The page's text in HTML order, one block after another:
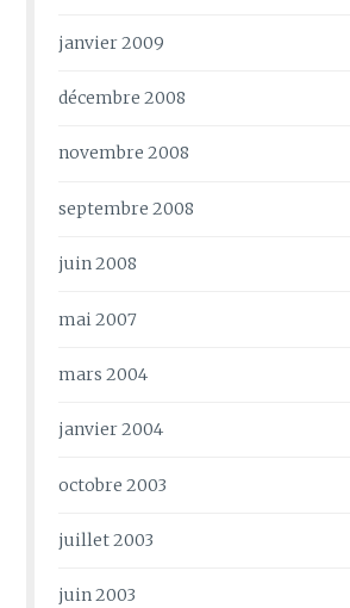
janvier 2009
décembre 2008
novembre 2008
septembre 2008
juin 2008
mai 2007
mars 2004
janvier 2004
octobre 2003
juillet 2003
juin 2003